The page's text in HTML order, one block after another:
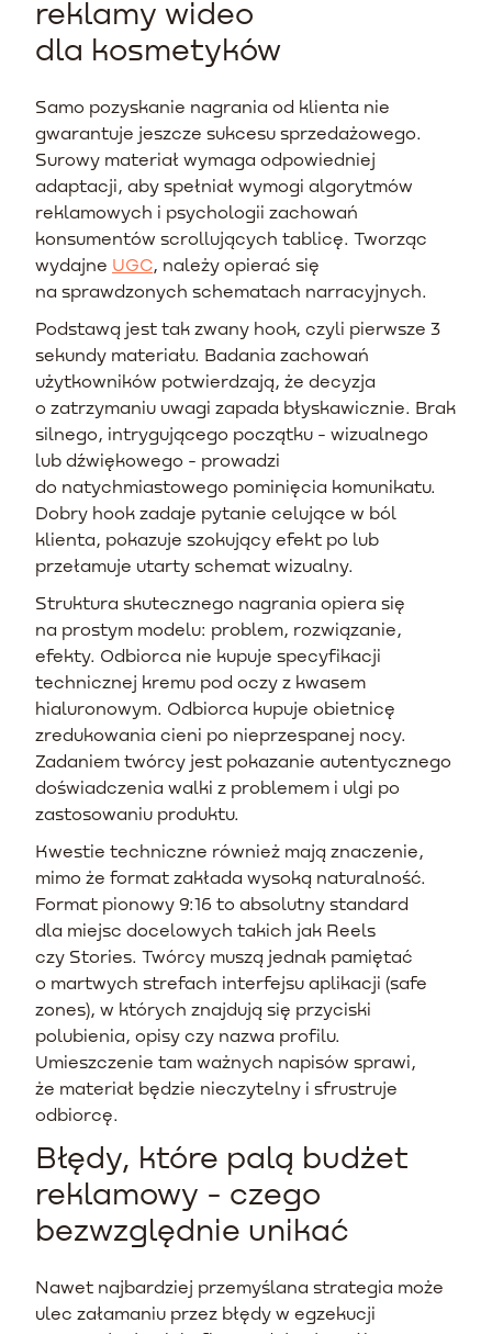
reklamy wideo
dla kosmetyków
Samo pozyskanie nagrania od klienta nie
gwarantuje jeszcze sukcesu sprzedażowego.
Surowy materiał wymaga odpowiedniej
adaptacji, aby spełniał wymogi algorytmów
reklamowych i psychologii zachowań
konsumentów scrollujących tablicę. Tworząc
wydajne UGC , należy opierać się
na sprawdzonych schematach narracyjnych.
Podstawą jest tak zwany hook, czyli pierwsze 3
sekundy materiału. Badania zachowań
użytkowników potwierdzają, że decyzja
o zatrzymaniu uwagi zapada błyskawicznie. Brak
silnego, intrygującego początku - wizualnego
lub dźwiękowego - prowadzi
do natychmiastowego pominięcia komunikatu.
Dobry hook zadaje pytanie celujące w ból
klienta, pokazuje szokujący efekt po lub
przełamuje utarty schemat wizualny.
Struktura skutecznego nagrania opiera się
na prostym modelu: problem, rozwiązanie,
efekty. Odbiorca nie kupuje specyfikacji
technicznej kremu pod oczy z kwasem
hialuronowym. Odbiorca kupuje obietnicę
zredukowania cieni po nieprzespanej nocy.
Zadaniem twórcy jest pokazanie autentycznego
doświadczenia walki z problemem i ulgi po
zastosowaniu produktu.
Kwestie techniczne również mają znaczenie,
mimo że format zakłada wysoką naturalność.
Format pionowy 9:16 to absolutny standard
dla miejsc docelowych takich jak Reels
czy Stories. Twórcy muszą jednak pamiętać
o martwych strefach interfejsu aplikacji (safe
zones), w których znajdują się przyciski
polubienia, opisy czy nazwa profilu.
Umieszczenie tam ważnych napisów sprawi,
że materiał będzie nieczytelny i sfrustruje
odbiorcę.
Błędy, które palą budżet
reklamowy - czego
bezwzględnie unikać
Nawet najbardziej przemyślana strategia może
ulec załamaniu przez błędy w egzekucji